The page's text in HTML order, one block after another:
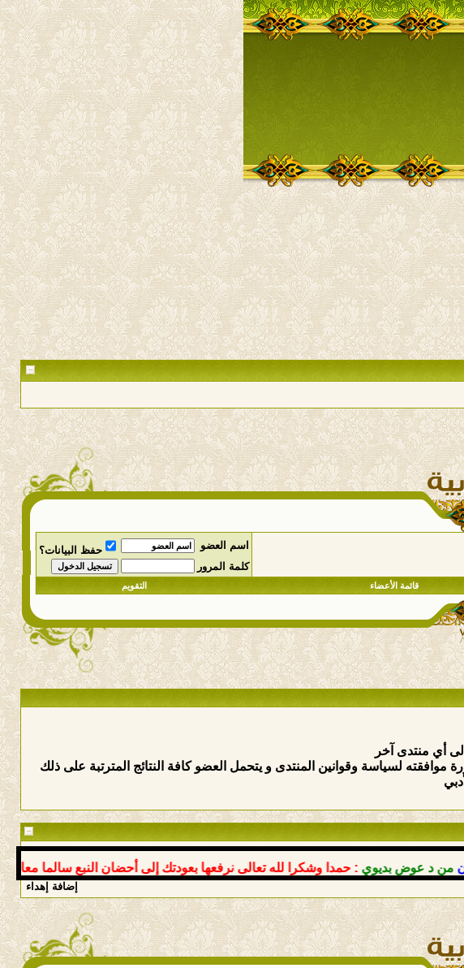
اسم العضو
حفظ البيانات؟
كلمة المرور
قائمة الأعضاء التقويم
أي منتدى آخر
لسياسة وقوانين المنتدى و يتحمل العضو كافة النتائج المترتبة على ذلك
عوض بديوي : حمدا وشكرا لله تعالى نرفعها بعودتك إلى أحضان النبع سالما معافى د
إضافة إهداء